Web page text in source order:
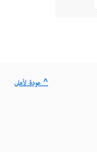
^ عودة لأعلى